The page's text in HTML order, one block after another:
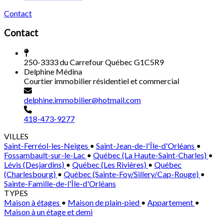
Contact
Contact
250-3333 du Carrefour Québec G1C5R9
Delphine Médina
Courtier immobilier résidentiel et commercial
delphine.immobilier@hotmail.com
418-473-9277
VILLES
Saint-Ferréol-les-Neiges • Saint-Jean-de-l'Île-d'Orléans •
Fossambault-sur-le-Lac • Québec (La Haute-Saint-Charles) •
Lévis (Desjardins) • Québec (Les Rivières) • Québec
(Charlesbourg) • Québec (Sainte-Foy/Sillery/Cap-Rouge) •
Sainte-Famille-de-l'Île-d'Orléans
TYPES
Maison à étages • Maison de plain-pied • Appartement •
Maison à un étage et demi